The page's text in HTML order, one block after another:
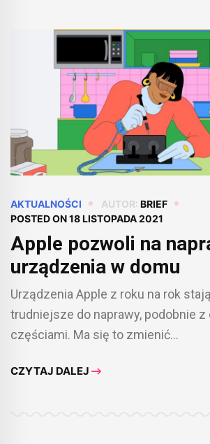
AKTUALNOŚCI AUTOR: BRIEF
POSTED ON18 LISTOPADA 2021
Apple pozwoli na
urządzenia w domu
Urządzenia Apple z roku na rok
trudniejsze do naprawy, podobnie z
częściami. Ma się to zmienić...
CZYTAJ DALEJ